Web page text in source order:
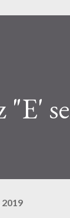
"E'
2019